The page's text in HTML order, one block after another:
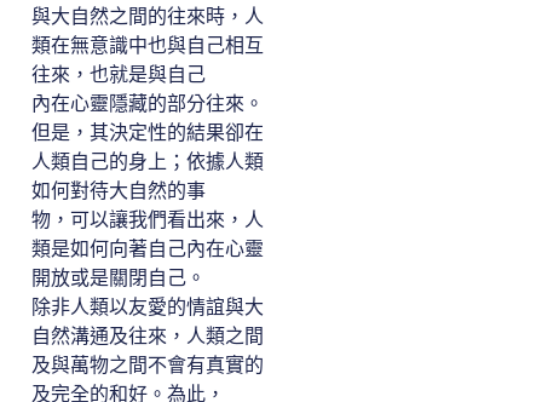
與大自然之間的往來時，人
類在無意識中也與自己相互
往來，也就是與自己
內在心靈隱藏的部分往來。
但是，其決定性的結果卻在
人類自己的身上；依據人類
如何對待大自然的事
物，可以讓我們看出來，人
類是如何向著自己內在心靈
開放或是關閉自己。
除非人類以友愛的情誼與大
自然溝通及往來，人類之間
及與萬物之間不會有真實的
及完全的和好。為此，